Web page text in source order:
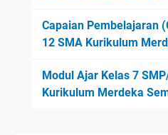
Capaian Pembelajaran
12 SMA Kurikulum
Modul Ajar Kelas 7
Kurikulum Merdeka